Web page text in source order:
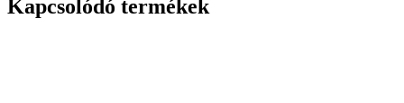
Kapcsolódó termékek